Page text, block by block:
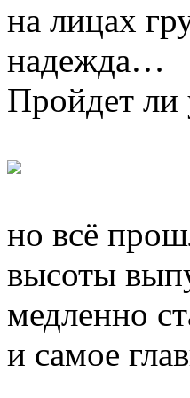
на лицах
надежда…
Пройдет ли
но всё
высоты
медленно
и самое